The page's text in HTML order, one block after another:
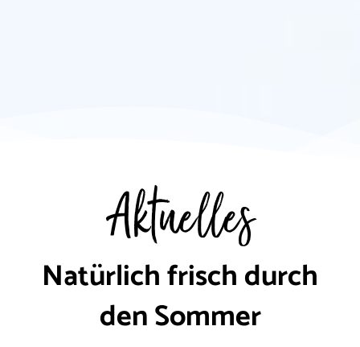
Aktuelles
Natürlich frisch durch
den Sommer